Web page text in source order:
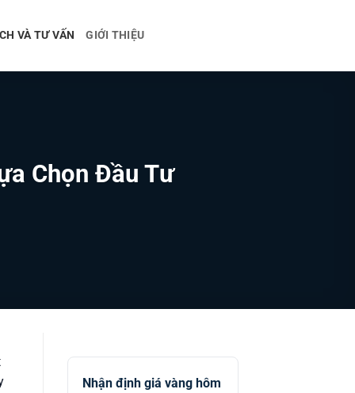
VÀ TƯ VẤN GIỚI THIỆU
Chọn Đầu Tư
Nhận định giá vàng hôm